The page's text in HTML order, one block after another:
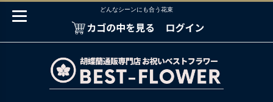
どんなシーンにも合う花束